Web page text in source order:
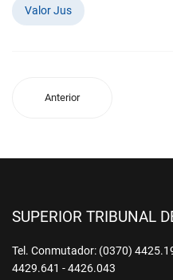
Valor Jus
Anterior
SUPERIOR TRIBUNAL
Tel. Conmutador: (0370)
4429.641 - 4426.043